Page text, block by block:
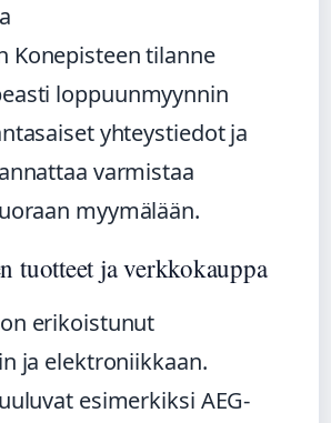
Konepisteen tilanne
loppuunmyynnin
yhteystiedot ja
varmistaa
myymälään.
tuotteet ja verkkokauppa
erikoistunut
ja elektroniikkaan.
esimerkiksi AEG-